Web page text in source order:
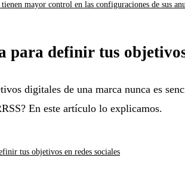
mayor control en las configuraciones de sus
para definir tus
digitales de una marca nunca es
En este artículo lo explicamos.
tus objetivos en redes sociales